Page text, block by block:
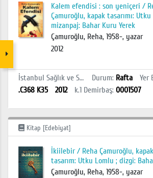
Kalem efendisi : son yeniçeri /
Çamuroğlu, kapak tasarımı:
mizanpaj: Bahar Kuru Yerek
Çamuroğlu, Reha, 1958-, yazar
2012
İstanbul Sağlık ve Sosyal Bilimler MYO Kütüphanesi Durum: Rafta Yer
.C368 K35
2012 k.1 Demirbaş: 0001507
Kitap [Edebiyat]
İkiilebir / Reha Çamuroğlu, kapak
tasarım: Utku Lomlu ; dizgi:
Çamuroğlu, Reha, 1958-, yazar